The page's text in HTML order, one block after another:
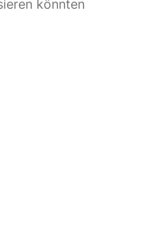
könnten